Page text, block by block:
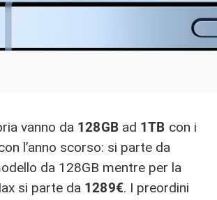
vanno da 128GB ad 1TB con i
l’anno scorso: si parte da
da 128GB mentre per la
si parte da 1289€. I preordini